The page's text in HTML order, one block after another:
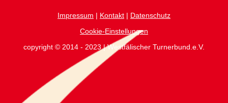
Impressum | Kontakt | Datenschutz
Cookie-Einstellungen
copyright © 2014 - 2023 | Westfälischer Turnerbund.e.V.